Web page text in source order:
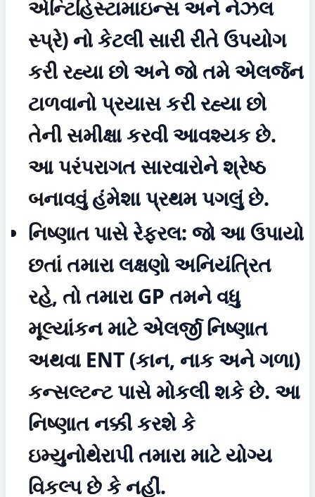
એન્ટિહિસ્ટામાઇન્સ અને નેઝલ
સ્પ્રે) નો કેટલી સારી રીતે ઉપયોગ
કરી રહ્યા છો અને જો તમે એલર્જન
ટાળવાનો પ્રયાસ કરી રહ્યા છો
તેની સમીક્ષા કરવી આવશ્યક છે.
આ પરંપરાગત સારવારોને શ્રેષ્ઠ
બનાવવું હંમેશા પ્રથમ પગલું છે.
નિષ્ણાત પાસે રેફરલ: જો આ ઉપાયો
છતાં તમારા લક્ષણો અનિયંત્રિત
રહે, તો તમારા GP તમને વધુ
મૂલ્યાંકન માટે એલર્જી નિષ્ણાત
અથવા ENT (કાન, નાક અને ગળા)
કન્સલ્ટન્ટ પાસે મોકલી શકે છે. આ
નિષ્ણાત નક્કી કરશે કે
ઇમ્યુનોથેરાપી તમારા માટે યોગ્ય
વિકલ્પ છે કે નહીં.